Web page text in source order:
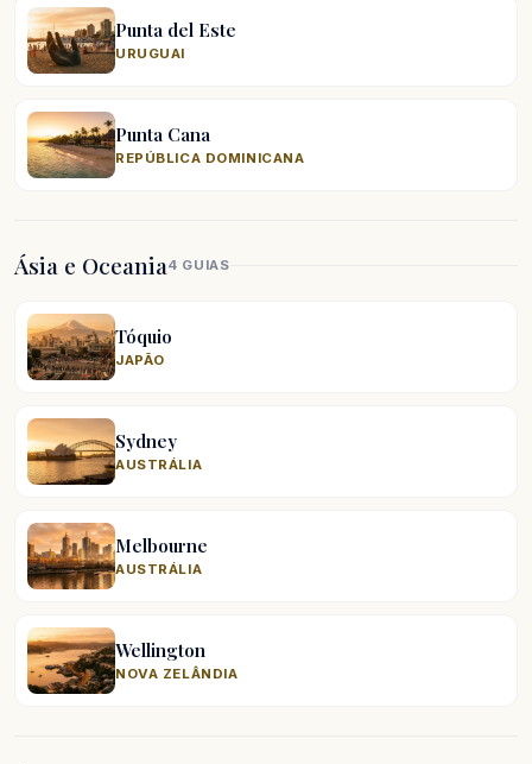
Punta del Este
URUGUAI
Punta Cana
REPÚBLICA DOMINICANA
Ásia e Oceania4 GUIAS
Tóquio
JAPÃO
Sydney
AUSTRÁLIA
Melbourne
AUSTRÁLIA
Wellington
NOVA ZELÂNDIA